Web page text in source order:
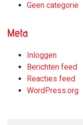
Geen categorie
Meta
Inloggen
Berichten feed
Reacties feed
WordPress.org